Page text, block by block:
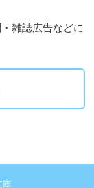
雑誌広告などに
庫